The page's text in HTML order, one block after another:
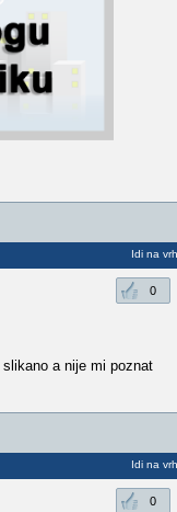
Idi na vrh
0
a nije mi poznat
Idi na vrh
0